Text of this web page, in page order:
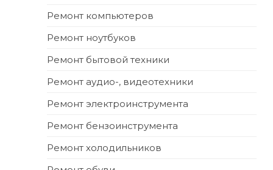
Ремонт компьютеров
Ремонт ноутбуков
Ремонт бытовой техники
Ремонт аудио-, видеотехники
Ремонт электроинструмента
Ремонт бензоинструмента
Ремонт холодильников